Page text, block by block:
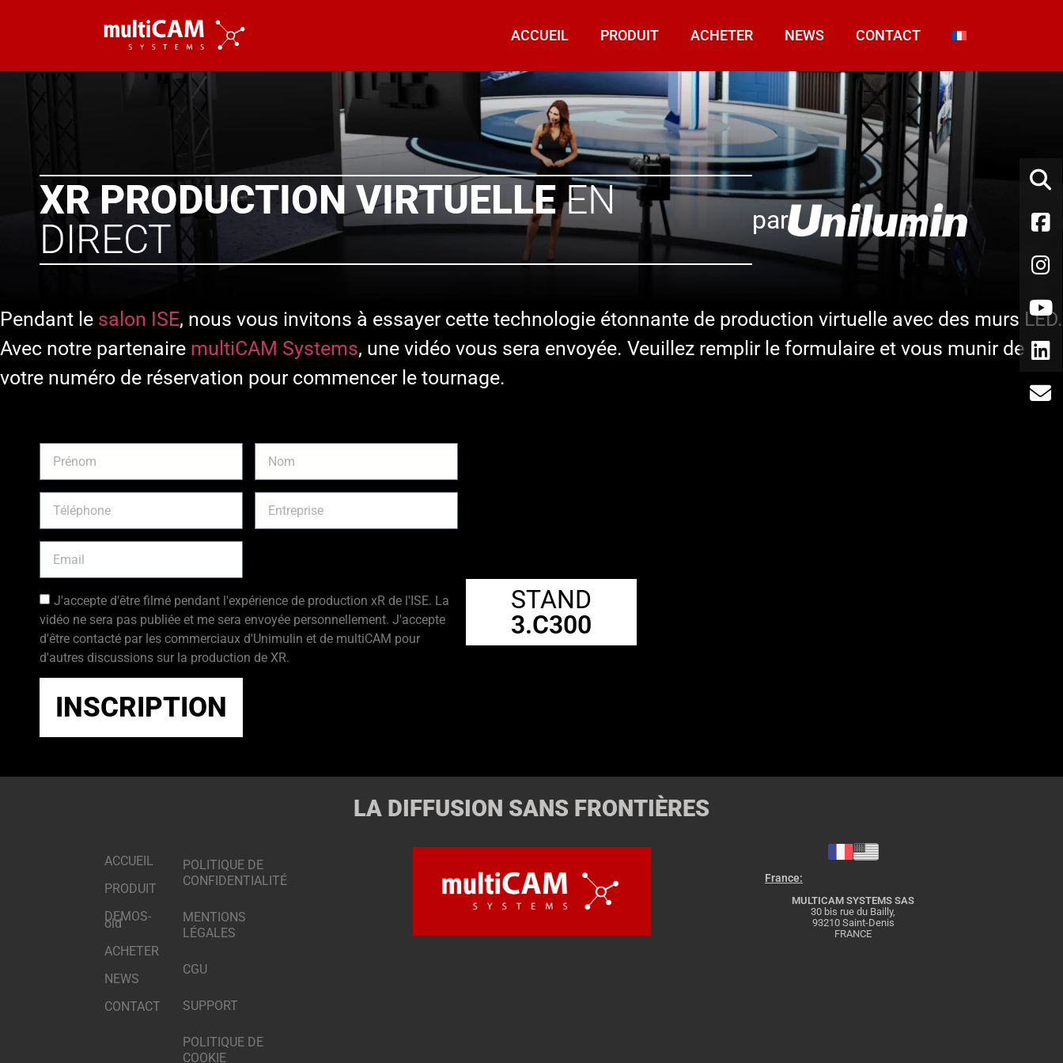
ACCUEIL PRODUIT ACHETER NEWS CONTACT
XR PRODUCTION VIRTUELLEEN
DIRECT
par
Pendant le salon ISE, nous vous invitons à essayer cette technologie étonnante de production virtuelle avec des murs LED.
Avec notre partenaire multiCAM Systems, une vidéo vous sera envoyée. Veuillez remplir le formulaire et vous munir de
votre numéro de réservation pour commencer le tournage.
J'accepte d'être filmé pendant l'expérience de production xR de l'ISE. La
vidéo ne sera pas publiée et me sera envoyée personnellement. J'accepte
d'être contacté par les commerciaux d'Unimulin et de multiCAM pour
d'autres discussions sur la production de XR.
INSCRIPTION
STAND
3.C300
LA DIFFUSION SANS FRONTIÈRES
ACCUEIL
PRODUIT
DEMOS-
old
ACHETER
NEWS
CONTACT
POLITIQUE DE
CONFIDENTIALITÉ
MENTIONS
LÉGALES
CGU
SUPPORT
POLITIQUE DE
COOKIE
France:
MULTICAM SYSTEMS SAS
30 bis rue du Bailly,
93210 Saint-Denis
FRANCE